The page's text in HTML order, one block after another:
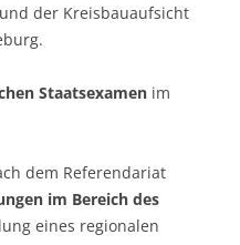
der Kreisbauaufsicht
Staatsexamen im
dem Referendariat
im Bereich des
eines regionalen